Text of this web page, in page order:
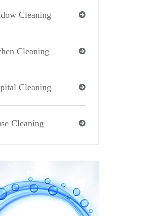
Cleaning
Cleaning
Cleaning
Cleaning